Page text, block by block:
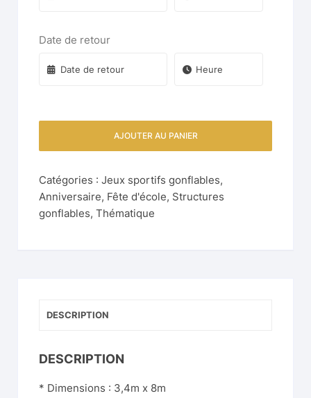
Date de retour
AJOUTER AU PANIER
Catégories : Jeux sportifs gonflables,
Anniversaire, Fête d'école, Structures
gonflables, Thématique
DESCRIPTION
DESCRIPTION
* Dimensions : 3,4m x 8m